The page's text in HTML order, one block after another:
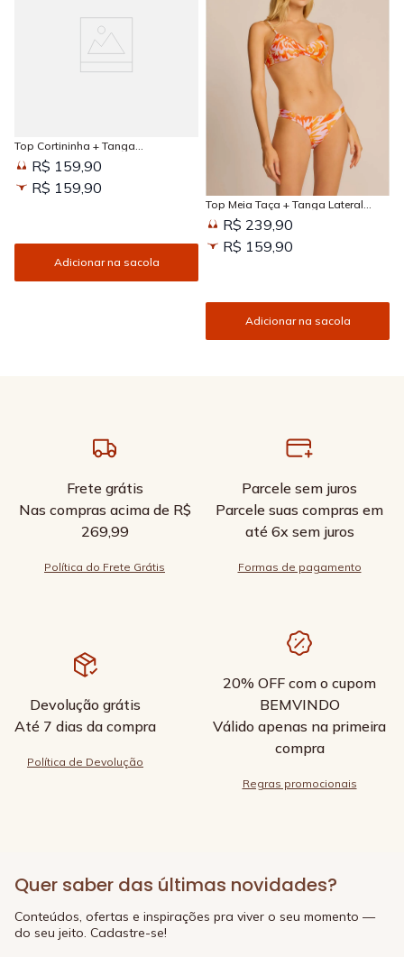
Top Cortininha + Tanga
Amarradinha Estampada Sun
KissedR$ 159,90
R$ 159,90
Adicionar na sacola
Top Meia Taça + Tanga Lateral
Larga Estampada Sun Kissed
R$ 239,90
R$ 159,90
Adicionar na sacola
Frete grátis
Nas compras acima de R$
269,99
Política do Frete Grátis
Parcele sem juros
Parcele suas compras em
até 6x sem juros
Formas de pagamento
Devolução grátis
Até 7 dias da compra
Política de Devolução
20% OFF com o cupom
BEMVINDO
Válido apenas na primeira
compra
Regras promocionais
Quer saber das últimas novidades?
Conteúdos, ofertas e inspirações pra viver o seu momento —
do seu jeito. Cadastre-se!